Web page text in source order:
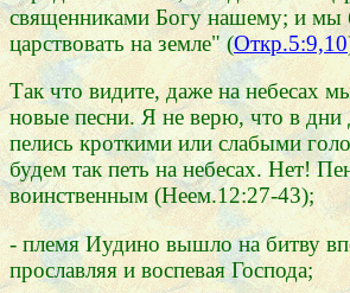
священниками Богу нашему; и мы
царствовать на земле" (Откр.5:9,10
Так что видите, даже на небесах
новые песни. Я не верю, что в дни
пелись кроткими или слабыми
будем так петь на небесах. Нет!
воинственным (Неем.12:27-43);
- племя Иудино вышло на битву
прославляя и воспевая Господа;